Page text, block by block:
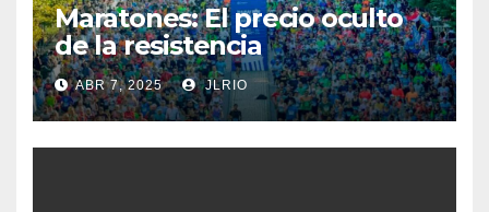
Maratones: El precio oculto
de la resistencia
ABR 7, 2025 JLRIO